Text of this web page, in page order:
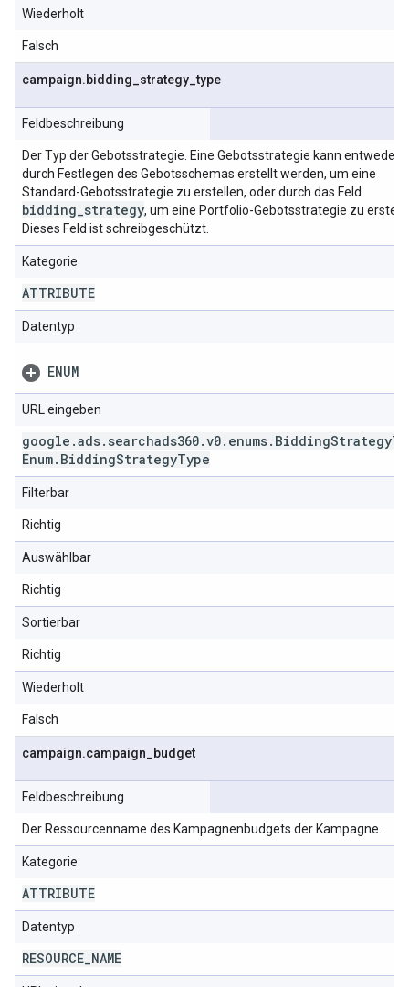
Wiederholt
Falsch
campaign.bidding strategy _type
Feldbeschreibung
Der Typ der Gebotsstrategie. Eine Gebotsstrategie kann entweder
durch Festlegen des Gebotsschemas erstellt werden, um eine
Standard-Gebotsstrategie zu erstellen, oder durch das Feld
bidding strategy, um eine Portfolio-Gebotsstrategie zu
Dieses Feld ist schreibgeschützt.
Kategorie
ATTRIBUTE
Datentyp
ENUM
URL eingeben
google .ads. searchads360.v0. enums. BiddingStrategy
Enum. BiddingStrategyType
Filterbar
Richtig
Auswählbar
Richtig
Sortierbar
Richtig
Wiederholt
Falsch
campaign.campaign budget
Feldbeschreibung
Der Ressourcenname des Kampagnenbudgets der Kampagne.
Kategorie
ATTRIBUTE
Datentyp
RESOURCE NAME